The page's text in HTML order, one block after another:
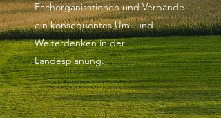
Fachorganisationen und Verbände
ein konsequentes Um- und
Weiterdenken in der
Landesplanung.